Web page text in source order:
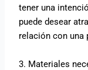
tener una
puede desear
relación con una
3. Materiales